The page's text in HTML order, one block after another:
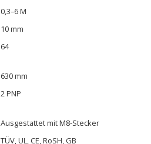
0,3–6 M
10 mm
64
630 mm
2 PNP
Ausgestattet mit M8-Stecker
TÜV, UL, CE, RoSH, GB